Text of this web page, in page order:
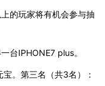
的玩家将有机会参与抽
台IPHONE7 plus。
宝。第三名（共3名）：